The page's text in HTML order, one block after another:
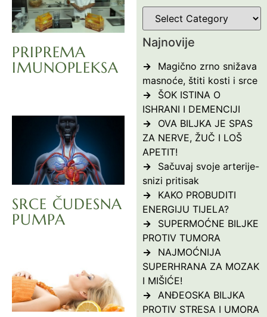
PRIPREMA
IMUNOPLEKSA
SRCE ČUDESNA
PUMPA
Najnovije
Magično zrno snižava
masnoće, štiti kosti i srce
ŠOK ISTINA O
ISHRANI I DEMENCIJI
OVA BILJKA JE SPAS
ZA NERVE, ŽUČ I LOŠ
APETIT!
Sačuvaj svoje arterije-
snizi pritisak
KAKO PROBUDITI
ENERGIJU TIJELA?
SUPERMOĆNE BILJKE
PROTIV TUMORA
NAJMOĆNIJA
SUPERHRANA ZA MOZAK
I MIŠIĆE!
ANĐEOSKA BILJKA
PROTIV STRESA I UMORA